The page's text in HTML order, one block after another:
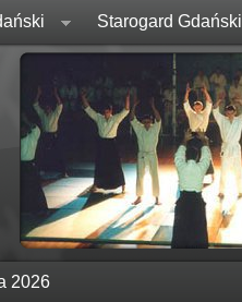
Starogard Gdański
2026